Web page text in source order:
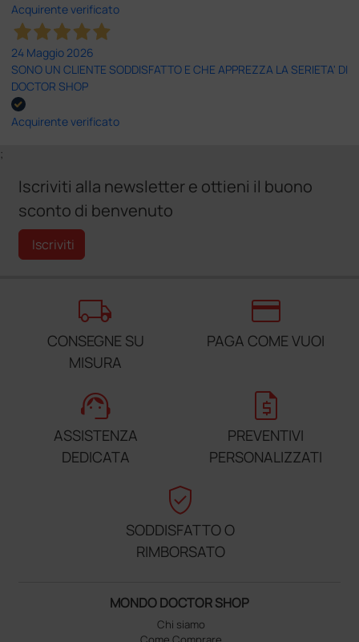
Acquirente verificato
24 Maggio 2026
SONO UN CLIENTE SODDISFATTO E CHE APPREZZA LA SERIETA' DI
DOCTOR SHOP
Acquirente verificato
;
Iscriviti alla newsletter e ottieni il buono
sconto di benvenuto
Iscriviti
local_shipping
CONSEGNE SU
MISURA
credit_card
PAGA COME VUOI
support_agent
ASSISTENZA
DEDICATA
request_quote
PREVENTIVI
PERSONALIZZATI
verified_user
SODDISFATTO O
RIMBORSATO
MONDO DOCTOR SHOP
Chi siamo